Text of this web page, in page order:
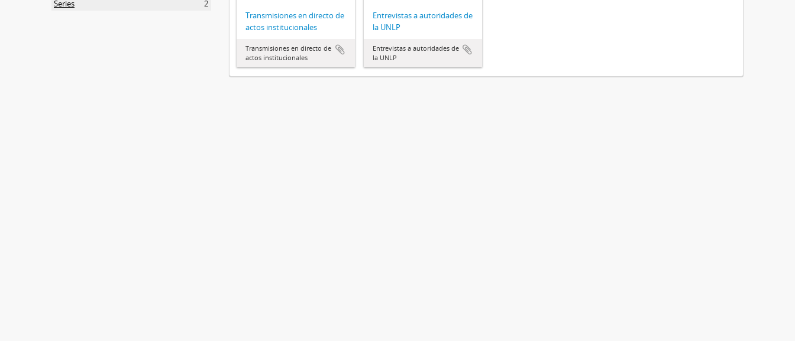
Series
2
Transmisiones en directo de
actos institucionales
Transmisiones en directo de
actos institucionales
Entrevistas a autoridades de
la UNLP
Entrevistas a autoridades de
la UNLP